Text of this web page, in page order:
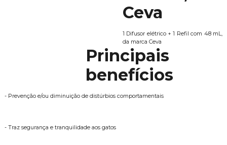
Ceva
1 Difusor elétrico + 1 Refil com 48 mL,
da marca Ceva
Principais
benefícios
- Prevenção e/ou diminuição de distúrbios comportamentais
- Traz segurança e tranquilidade aos gatos